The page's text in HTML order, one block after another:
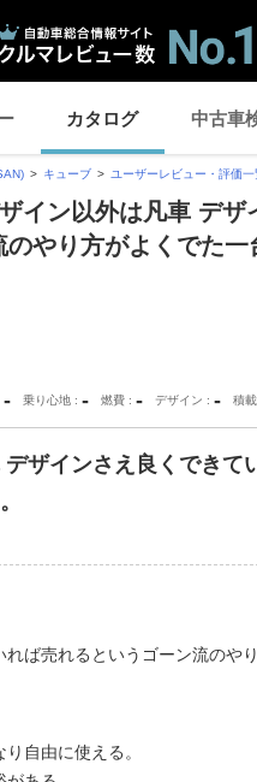
カタログ 中古車
キューブ ユーザーレビュー・評価一
イン以外は凡車 デ
やり方がよくでた
- 乗り心地 - 燃費 - デザイン - 積
ザインさえ良くできて
ば売れるというゴーン流のや
自由に使える。